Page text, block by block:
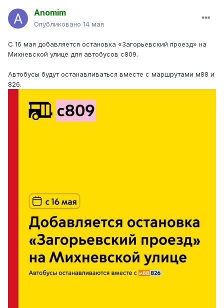
Anomim
Опубликовано 14 мая
С 16 мая добавляется остановка «Загорьевский проезд» на
Михневской улице для автобусов с809.
Автобусы будут останавливаться вместе с маршрутами м88 и
826.